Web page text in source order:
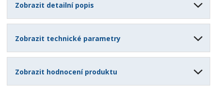
Zobrazit detailní popis
Zobrazit technické parametry
Zobrazit hodnocení produktu